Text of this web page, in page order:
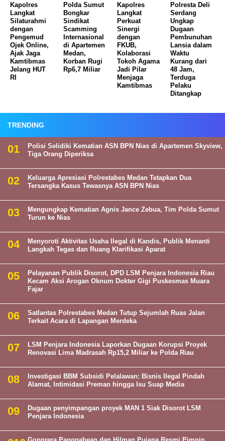
Kapolres
Langkat
Silaturahmi
dengan
Pengemud
Ojek Online,
Ajak Jaga
Kamtibmas
Jelang HUT
RI
Polda Sumut
Bongkar
Sindikat
Scamming
Internasional
di Apartemen
Medan,
Korban Rugi
Rp6,7 Miliar
Kapolres
Langkat
Perkuat
Sinergi
dengan
FKUB,
Kolaborasi
Tokoh Agama
Jadi Pilar
Menjaga
Kamtibmas
Polresta Deli
Serdang
Ungkap
Dugaan
Pembunuhan
Lansia dalam
Waktu
Kurang dari
48 Jam,
Terduga
Pelaku
Ditangkap
TRENDING
Polisi Selidiki Kematian ASN BPN Nias di Apartemen Skyview,
Tiga Orang Diperiksa
Keluarga Apresiasi Polrestabes Medan Tetapkan Dua
Tersangka Kasus Tewasnya ASN BPN Nias
Mengungkap Kematian Agnis Jance Zebua, Tim Polda Sumut
Turun ke Nias
Menyoroti Aktivitas Usaha Ilegal di Kandis, Publik Menanti
Langkah Tegas dan Ruang Klarifikasi Aparat
Pelayanan Publik Disorot, DPD LSM Penjara Indonesia Riau
Kecam Aksi Arogan Oknum Dokter Gigi Puskesmas Muara
Fajar
Satlantas Polrestabes Medan Tutup Sejumlah Ruas Jalan
Terkait Acara di Lapangan Merdeka
LSM Penjara Indonesia Laporkan Dugaan Korupsi Proyek
Renovasi Lima Madrasah Rp15,2 Miliar ke Polda Riau
Investigasi BBM Subsidi Pelalawan: Bisnis Ilegal Pindah
Alamat, Intimidasi Preman hingga Isu Suap Media
Dugaan penyimpangan proyek MAN 1 Siak Disorot LSM
Penjara Indonesia